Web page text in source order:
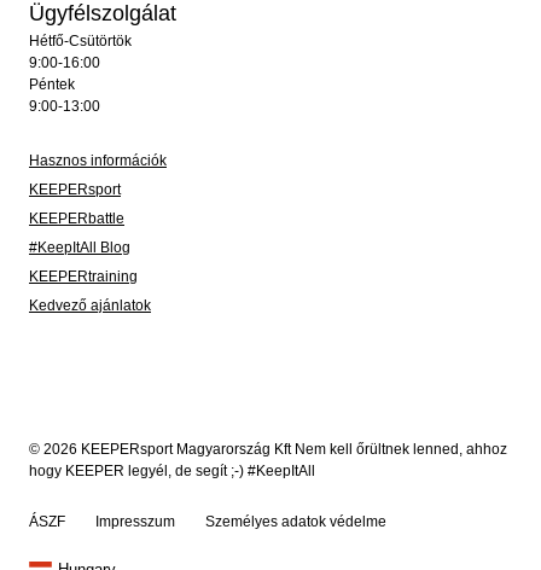
Ügyfélszolgálat
Hétfő-Csütörtök
9:00-16:00
Péntek
9:00-13:00
Hasznos információk
KEEPERsport
KEEPERbattle
#KeepItAll Blog
KEEPERtraining
Kedvező ajánlatok
© 2026 KEEPERsport Magyarország Kft Nem kell őrültnek lenned, ahhoz
hogy KEEPER legyél, de segít ;-) #KeepItAll
ÁSZF Impresszum Személyes adatok védelme